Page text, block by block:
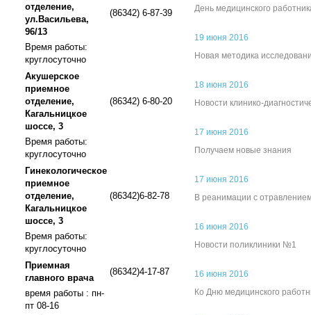
отделение,
ул.Васильева,
96/13
(86342) 6-87-39
Время работы:
круглосуточно
Акушерское
приемное
отделение,
Кагальницкое
шоссе, 3
(86342) 6-80-20
Время работы:
круглосуточно
Гинекологическое
приемное
отделение,
Кагальницкое
шоссе, 3
(86342)6-82-78
Время работы:
круглосуточно
Приемная
главного врача
(86342)4-17-87
время работы : пн-
пт 08-16
День медицинского
19 июня 2016
Новая методика
18 июня 2016
Новости клинико-
17 июня 2016
Получаем новые знания
17 июня 2016
В реанимации с
16 июня 2016
Новости поликлиники №1
16 июня 2016
Ко Дню медицинского